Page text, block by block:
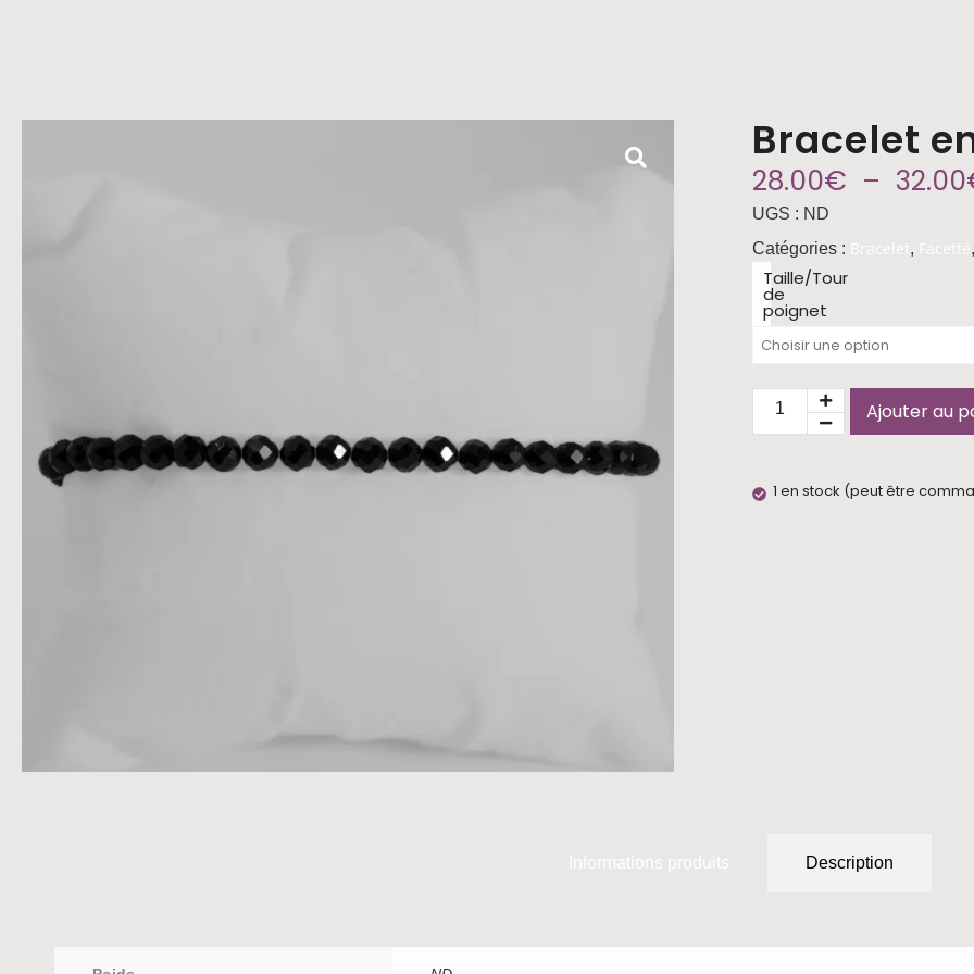
Bracelet
28.00€ – 32.00
UGS : ND
Catégories : Bracelet, Facetté,
Taille/Tour
de
poignet
Ajouter au
1 en stock (peut être
Informations produits Description